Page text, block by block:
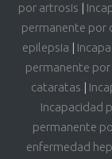
por artrosis |
permanente por
epilepsia |
permanente
cataratas |
Incapacidad
permanente
enfermedad